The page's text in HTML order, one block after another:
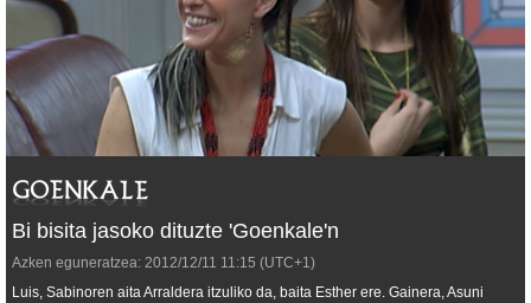
Bi bisita jasoko dituzte 'Goenkale'n
Azken eguneratzea: 2012/12/11 11:15 (UTC+1)
Luis, Sabinoren aita Arraldera itzuliko da, baita Esther ere. Gainera, Asuni